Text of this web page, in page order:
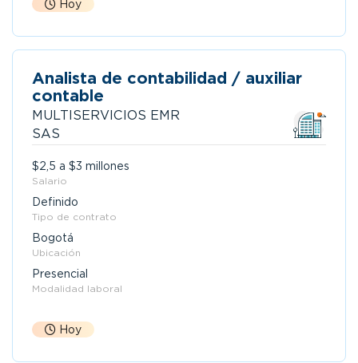
Hoy
Analista de contabilidad / auxiliar
contable
MULTISERVICIOS EMR
SAS
$2,5 a $3 millones
Salario
Definido
Tipo de contrato
Bogotá
Ubicación
Presencial
Modalidad laboral
Hoy